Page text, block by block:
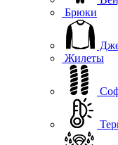
Брюки
Жилеты